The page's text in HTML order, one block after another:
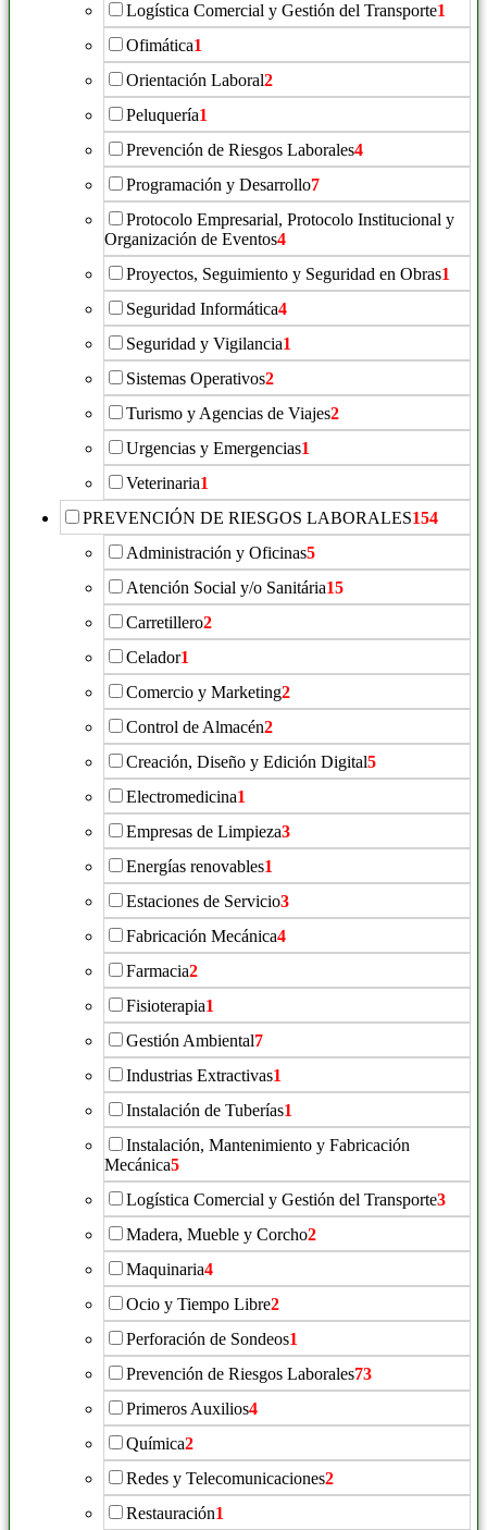
Logística Comercial y Gestión del Transporte1
Ofimática1
Orientación Laboral2
Peluquería1
Prevención de Riesgos Laborales4
Programación y Desarrollo7
Protocolo Empresarial, Protocolo Institucional y
Organización de Eventos4
Proyectos, Seguimiento y Seguridad en Obras1
Seguridad Informática4
Seguridad y Vigilancia1
Sistemas Operativos2
Turismo y Agencias de Viajes2
Urgencias y Emergencias1
Veterinaria1
PREVENCIÓN DE RIESGOS LABORALES154
Administración y Oficinas5
Atención Social y/o Sanitária15
Carretillero2
Celador1
Comercio y Marketing2
Control de Almacén2
Creación, Diseño y Edición Digital5
Electromedicina1
Empresas de Limpieza3
Energías renovables1
Estaciones de Servicio3
Fabricación Mecánica4
Farmacia2
Fisioterapia1
Gestión Ambiental7
Industrias Extractivas1
Instalación de Tuberías1
Instalación, Mantenimiento y Fabricación
Mecánica5
Logística Comercial y Gestión del Transporte3
Madera, Mueble y Corcho2
Maquinaria4
Ocio y Tiempo Libre2
Perforación de Sondeos1
Prevención de Riesgos Laborales73
Primeros Auxilios4
Química2
Redes y Telecomunicaciones2
Restauración1